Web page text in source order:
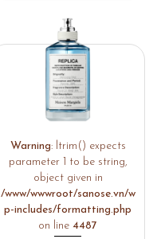
Warning: ltrim() expects
parameter 1 to be string,
object given in
/www/wwwroot/sanose.vn/w
p-includes/formatting.php
on line 4487